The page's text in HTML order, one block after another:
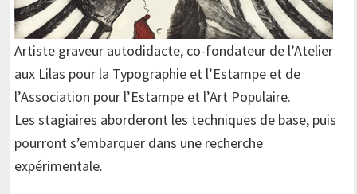
Artiste graveur autodidacte, co-fondateur de l’Atelier
aux Lilas pour la Typographie et l’Estampe et de
l’Association pour l’Estampe et l’Art Populaire.
Les stagiaires aborderont les techniques de base, puis
pourront s’embarquer dans une recherche
expérimentale.